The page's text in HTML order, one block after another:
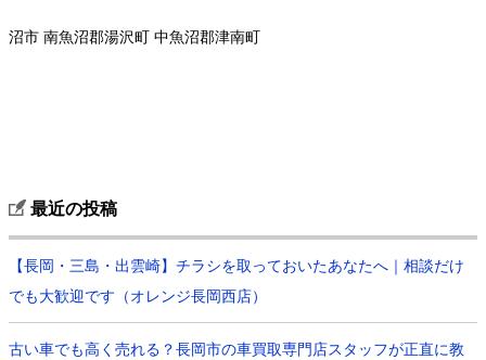
沼市 南魚沼郡湯沢町 中魚沼郡津南町
最近の投稿
【長岡・三島・出雲崎】チラシを取っておいたあなたへ｜相談だけ
でも大歓迎です（オレンジ長岡西店）
古い車でも高く売れる？長岡市の車買取専門店スタッフが正直に教